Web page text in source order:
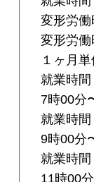
変形労働
変形労
１ヶ月単
就業時間
7時00分
就業時間
9時00分
就業時間
11時00